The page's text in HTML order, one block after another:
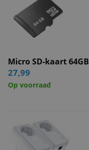
Micro SD-kaart 64GB
27,99
Op voorraad